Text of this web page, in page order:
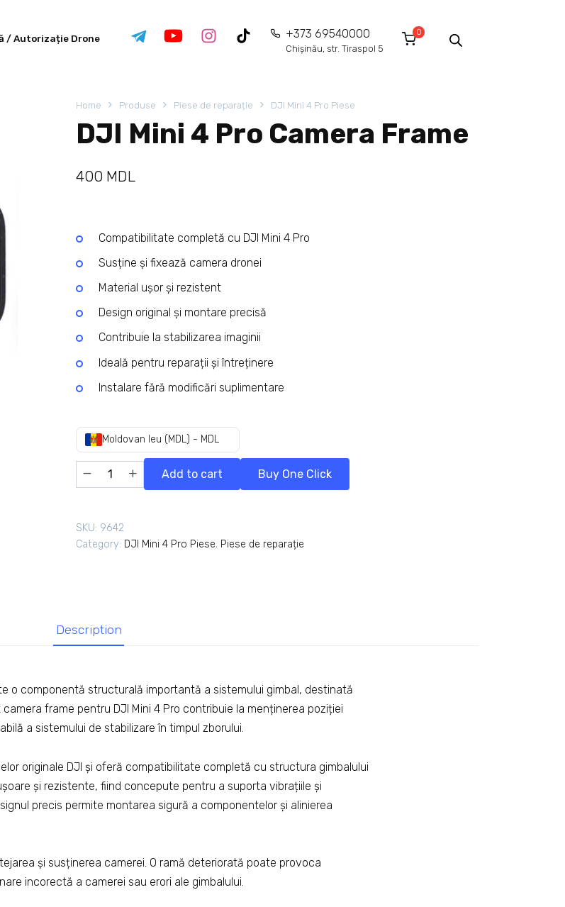
/ Autorizație Drone +373 69540000
Chișinău, str. Tiraspol 5
0
Home Produse Piese de reparație DJI Mini 4 Pro Piese
DJI Mini 4 Pro Camera Frame
400 MDL
Compatibilitate completă cu DJI Mini 4 Pro
Susține și fixează camera dronei
Material ușor și rezistent
Design original și montare precisă
Contribuie la stabilizarea imaginii
Ideală pentru reparații și întreținere
Instalare fără modificări suplimentare
Moldovan leu (MDL) - MDL
Add to cart Buy One Click
SKU: 9642
Category: DJI Mini 4 Pro Piese, Piese de reparație
Description
o componentă structurală importantă a sistemului gimbal, destinată
frame pentru DJI Mini 4 Pro contribuie la menținerea poziției
a sistemului de stabilizare în timpul zborului.
originale DJI și oferă compatibilitate completă cu structura gimbalului
și rezistente, fiind concepute pentru a suporta vibrațiile și
precis permite montarea sigură a componentelor și alinierea
și susținerea camerei. O ramă deteriorată poate provoca
incorectă a camerei sau erori ale gimbalului.